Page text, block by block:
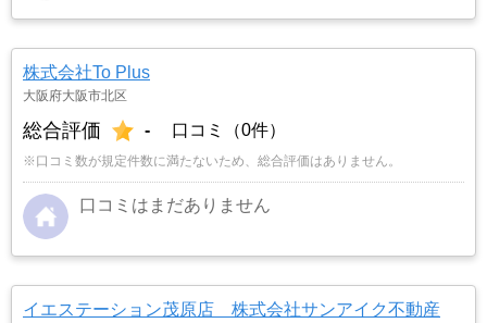
場がないことで地元の不動産屋では取り扱っても
らえませんでした。そこでそれまでに取引があ
した。 …もっと見る
株式会社To Plus
大阪府大阪市北区
総合評価 - 口コミ（0件）
※口コミ数が規定件数に満たないため、総合評価はありません。
口コミはまだありません
イエステーション茂原店 株式会社サンアイク不動産